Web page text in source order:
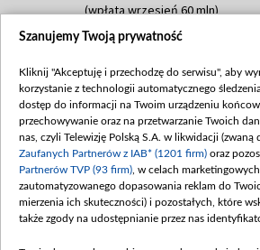
(wpłata wrzesień 60 mln)
Dofinansowanie 635 783 051,21
(wpłata wrzesień 100 mln,
mln, listopad 265 mln)
Dofinansowanie 48 862 000,00
Data podpisania umowy:
(wpłata grudzień 60,548 mln)
Dofinansowanie 900 000 000,00
Data podpisania umowy: LUTY
Szanujemy Twoją prywatność
Kliknij "Akceptuję i przechodzę do serwisu", aby
korzystanie z technologii automatycznego
dostęp do informacji na Twoim urządzeniu
przechowywanie oraz na przetwarzanie Twoich
nas, czyli Telewizję Polską S.A. w likwidacji (zwaną
Zaufanych Partnerów z IAB* (1201 firm) oraz
Partnerów TVP (93 firm) , w celach
zautomatyzowanego dopasowania reklam do
mierzenia ich skuteczności) i pozostałych, które
także zgody na udostępnianie przez nas